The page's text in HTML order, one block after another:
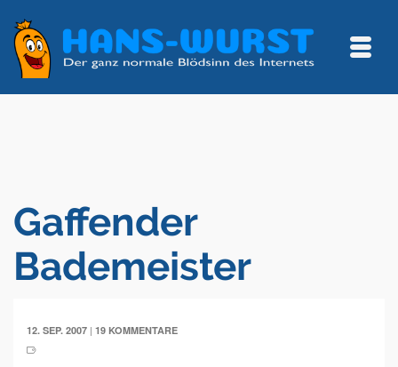
Gaffender
Bademeister
12. SEP. 2007 | 19 KOMMENTARE